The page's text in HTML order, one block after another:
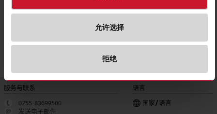
允许选择
拒绝
数据表
遴选
服务与联系
0755-83699500
发送电子邮件
语言
国家/语言